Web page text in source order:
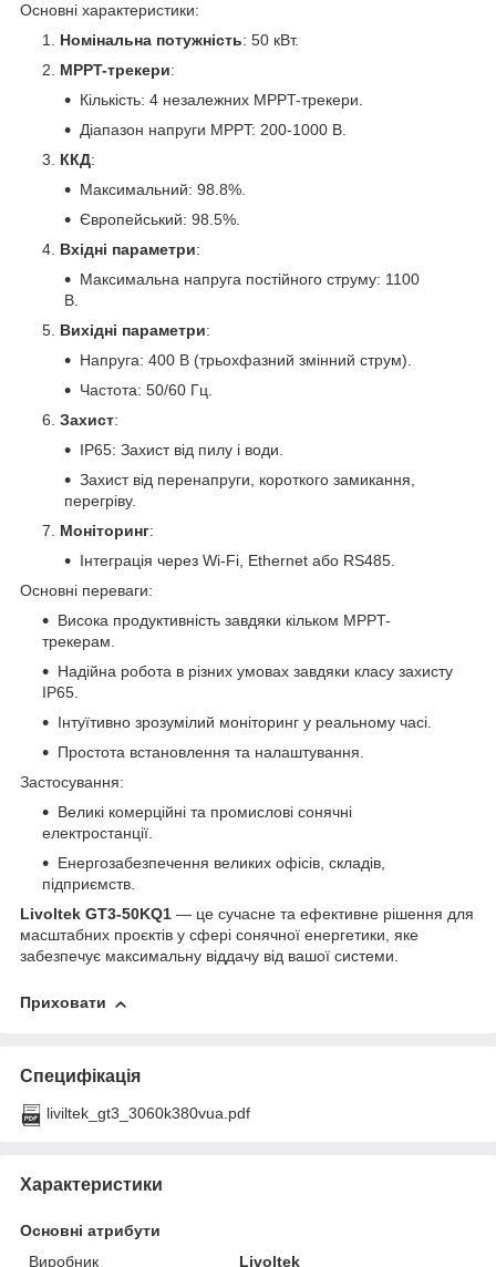
Основні характеристики:
Номінальна потужність: 50 кВт.
MPPT-трекери:
Кількість: 4 незалежних MPPT-трекери.
Діапазон напруги MPPT: 200-1000 В.
ККД:
Максимальний: 98.8%.
Європейський: 98.5%.
Вхідні параметри:
Максимальна напруга постійного струму: 1100
В.
Вихідні параметри:
Напруга: 400 В (трьохфазний змінний струм).
Частота: 50/60 Гц.
Захист:
IP65: Захист від пилу і води.
Захист від перенапруги, короткого замикання,
перегріву.
Моніторинг:
Інтеграція через Wi-Fi, Ethernet або RS485.
Основні переваги:
Висока продуктивність завдяки кільком MPPT-
трекерам.
Надійна робота в різних умовах завдяки класу захисту
IP65.
Інтуїтивно зрозумілий моніторинг у реальному часі.
Простота встановлення та налаштування.
Застосування:
Великі комерційні та промислові сонячні
електростанції.
Енергозабезпечення великих офісів, складів,
підприємств.
Livoltek GT3-50KQ1 — це сучасне та ефективне рішення для
масштабних проєктів у сфері сонячної енергетики, яке
забезпечує максимальну віддачу від вашої системи.
Приховати
Специфікація
liviltek_gt3_3060k380vua.pdf
Характеристики
Основні атрибути
Виробник
Livoltek